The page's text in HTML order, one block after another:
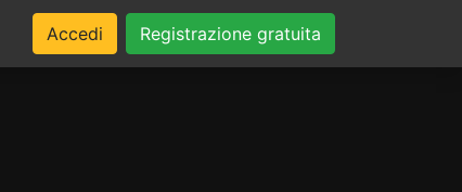
Accedi Registrazione gratuita